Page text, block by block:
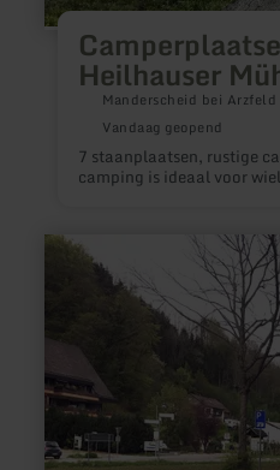
Heilhauser
Manderscheid bei Arzfeld
Vandaag geopend
7 staanplaatsen, rustige
camping is ideaal voor
meer
informatie
Camperplaatsen
van
Bitburg